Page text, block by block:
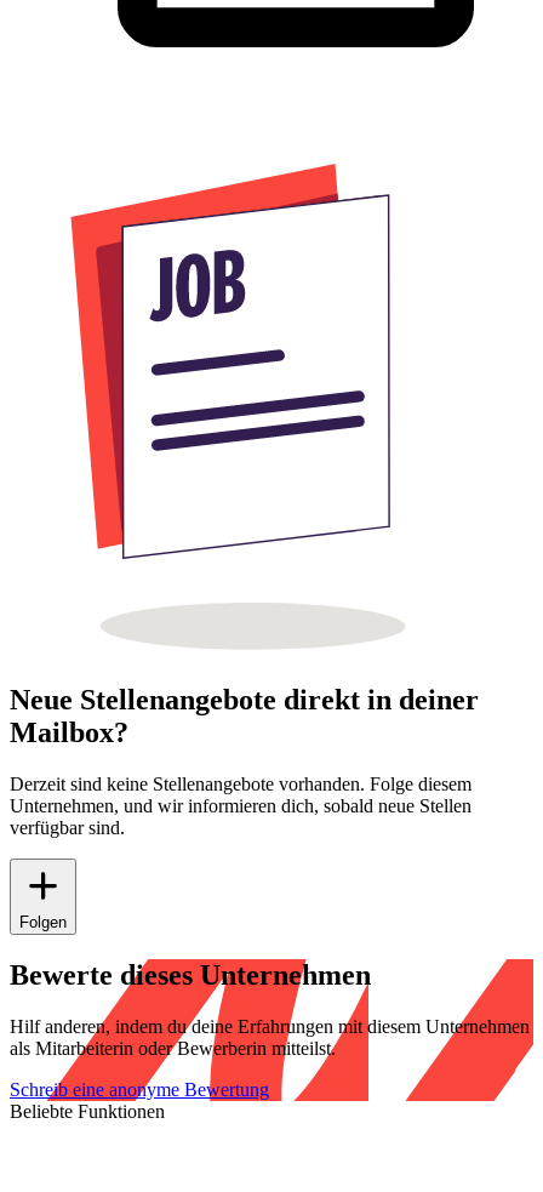
Neue Stellenangebote direkt in deiner
Mailbox?
Derzeit sind keine Stellenangebote vorhanden. Folge diesem
Unternehmen, und wir informieren dich, sobald neue Stellen
verfügbar sind.
Folgen
Bewerte dieses Unternehmen
Hilf anderen, indem du deine Erfahrungen mit diesem Unternehmen
als Mitarbeiterin oder Bewerberin mitteilst.
Schreib eine anonyme Bewertung
Beliebte Funktionen